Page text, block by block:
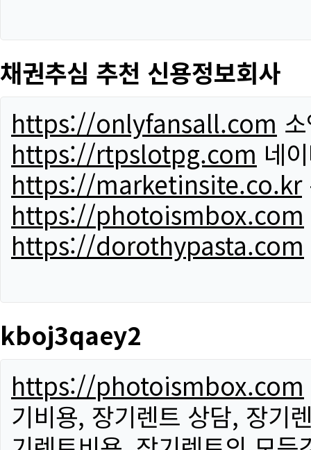
채권추심 추천 신용정보회사
https://onlyfansall.com
https://rtpslotpg.com 네
https://marketinsite.co.kr
https://photoismbox.com
https://dorothypasta.com
kboj3qaey2
https://photoismbox.com
기비용, 장기렌트 상담, 장기